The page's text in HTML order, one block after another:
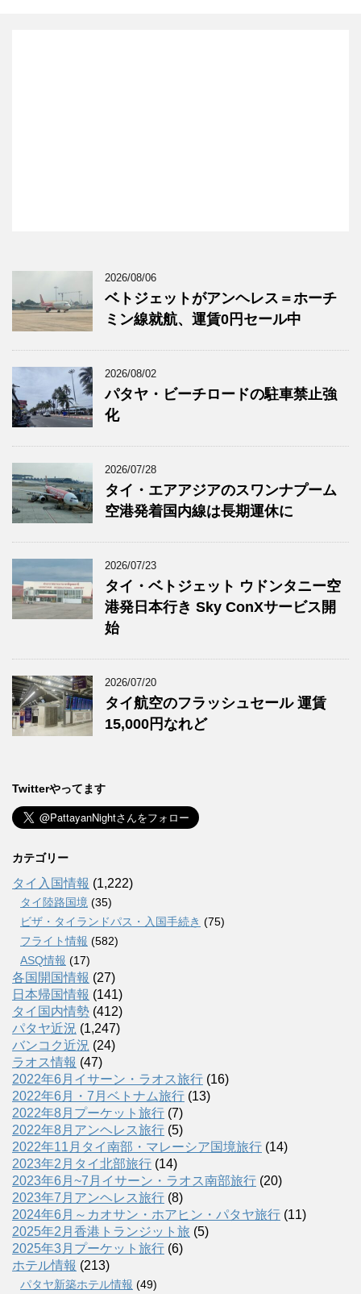
2026/08/06
ベトジェットがアンヘレス＝ホーチ
ミン線就航、運賃0円セール中
2026/08/02
パタヤ・ビーチロードの駐車禁止強
化
2026/07/28
タイ・エアアジアのスワンナプーム
空港発着国内線は長期運休に
2026/07/23
タイ・ベトジェット ウドンタニー空
港発日本行き Sky ConXサービス開
始
2026/07/20
タイ航空のフラッシュセール 運賃
15,000円なれど
Twitterやってます
カテゴリー
タイ入国情報 (1,222)
タイ陸路国境 (35)
ビザ・タイランドパス・入国手続き (75)
フライト情報 (582)
ASQ情報 (17)
各国開国情報 (27)
日本帰国情報 (141)
タイ国内情勢 (412)
パタヤ近況 (1,247)
バンコク近況 (24)
ラオス情報 (47)
2022年6月イサーン・ラオス旅行 (16)
2022年6月・7月ベトナム旅行 (13)
2022年8月プーケット旅行 (7)
2022年8月アンヘレス旅行 (5)
2022年11月タイ南部・マレーシア国境旅行 (14)
2023年2月タイ北部旅行 (14)
2023年6月~7月イサーン・ラオス南部旅行 (20)
2023年7月アンヘレス旅行 (8)
2024年6月～カオサン・ホアヒン・パタヤ旅行 (11)
2025年2月香港トランジット旅 (5)
2025年3月プーケット旅行 (6)
ホテル情報 (213)
パタヤ新築ホテル情報 (49)